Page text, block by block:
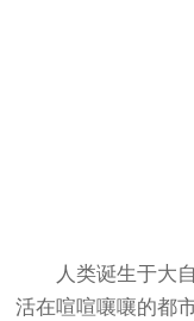
人类诞生于大自
活在喧喧嚷嚷的都